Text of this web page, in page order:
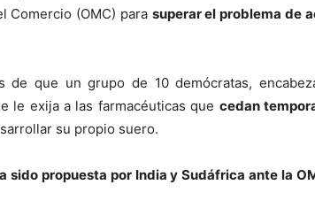
Comercio (OMC) para superar el problema de
de que un grupo de 10 demócratas,
le exija a las farmacéuticas que cedan
su propio suero.
sido propuesta por India y Sudáfrica ante la